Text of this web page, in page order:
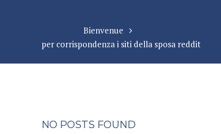
Bienvenue
per corrispondenza i siti della sposa reddit
NO POSTS FOUND